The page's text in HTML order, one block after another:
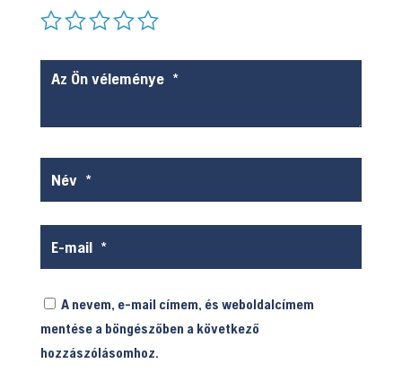
A nevem, e-mail címem, és weboldalcímem
mentése a böngészőben a következő
hozzászólásomhoz.